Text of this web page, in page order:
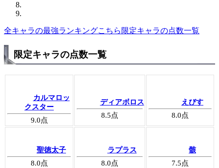
全キャラの最強ランキングこちら 限定キャラの点数一覧
限定キャラの点数一覧
カルマロッ
クスター
9.0点
ディアボロス
8.5点
えびす
8.0点
聖徳太子
8.0点
ラプラス
8.0点
骸
7.5点